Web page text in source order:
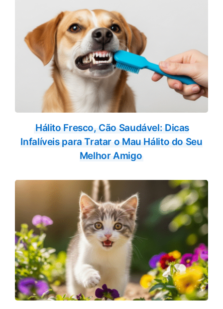
Hálito Fresco, Cão Saudável: Dicas
Infalíveis para Tratar o Mau Hálito do Seu
Melhor Amigo